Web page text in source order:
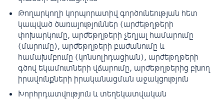
Թողարկողի կորպորատիվ գործունեության հետ
կապված ծառայություններ (արժեթղթերի
փոխարկումը, արժեթղթերի չեղյալ համարումը
(մարումը), արժեթղթերի բաժանումը և
համախմբումը (կոնսոլիդացիան), արժեթղթերի
գծով եկամուտների վճարումը, արժեթղթերից բխող
իրավունքների իրականացման աջակցություն
Խորհրդատվություն և տեղեկատվական